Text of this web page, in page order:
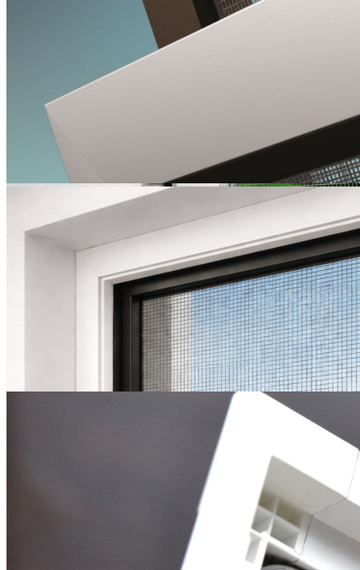
МОСКИТНЫЕ СЕТКИ
УСИЛЕННЫЕ
Усиленная москитная сетка с крепежами и уголками.
Основное назначение это защита помещения от насекомых, а
так же являются надёжным препятствием для тополиного
пуха, пыли, дождя и снега при проветривании. Москитные
сетки устанавливаются на пластиковые, деревянные и
алюминиевые окна.